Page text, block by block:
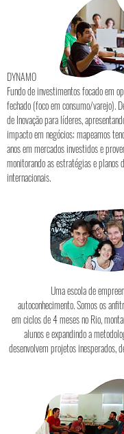
DYNAMO
Fundo de investimentos focado em
fechado (foco em consumo/varejo).
de Inovação para líderes,
impacto em negócios; mapeamos
anos em mercados investidos e
monitorando as estratégias e planos
internacionais.
Uma escola de
autoconhecimento. Somos os
em ciclos de 4 meses no Rio,
alunos e expandindo a
desenvolvem projetos inesperados,